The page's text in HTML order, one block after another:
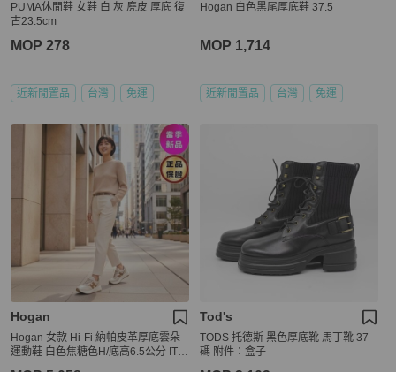
PUMA休閒鞋 女鞋 白 灰 麂皮 厚底 復
古23.5cm
MOP 278
近新閒置品 台灣 免運
Hogan 白色黑尾厚底鞋 37.5
MOP 1,714
近新閒置品 台灣 免運
Hogan
Hogan 女款 Hi-Fi 納帕皮革厚底雲朵
運動鞋 白色焦糖色H/底高6.5公分 IT3
Tod's
TODS 托德斯 黑色厚底靴 馬丁靴 37
碼 附件：盒子